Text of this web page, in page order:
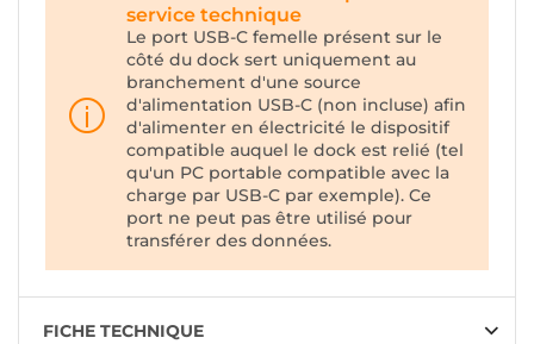
service technique
Le port USB-C femelle présent sur le
côté du dock sert uniquement au
branchement d'une source
d'alimentation USB-C (non incluse) afin
d'alimenter en électricité le dispositif
compatible auquel le dock est relié (tel
qu'un PC portable compatible avec la
charge par USB-C par exemple). Ce
port ne peut pas être utilisé pour
transférer des données.
FICHE TECHNIQUE